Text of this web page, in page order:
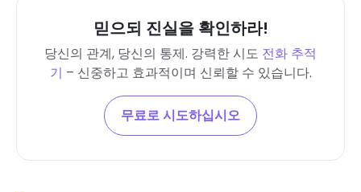
믿으되 진실을 확인하라!
당신의 관계, 당신의 통제. 강력한 시도 전화 추적
기 – 신중하고 효과적이며 신뢰할 수 있습니다.
무료로 시도하십시오